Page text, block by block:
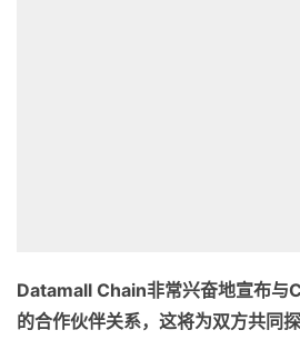
Datamall Chain非常兴奋地宣布与
的合作伙伴关系，这将为双方共同